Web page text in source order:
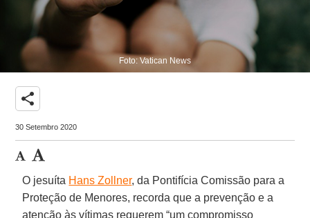
Foto: Vatican News
share
30 Setembro 2020
O jesuíta Hans Zollner, da Pontifícia Comissão para a
Proteção de Menores, recorda que a prevenção e a
atenção às vítimas requerem “um compromisso